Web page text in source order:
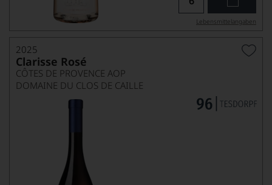
Lebensmittel­angaben
2025
Clarisse Rosé
CÔTES DE PROVENCE AOP
DOMAINE DU CLOS DE CAILLE